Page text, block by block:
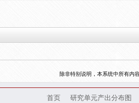
除非特别说明，本系统中所有内
首页 研究单元产出分布图